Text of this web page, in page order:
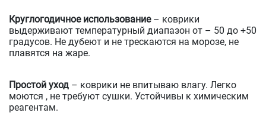
Круглогодичное использование– коврики
выдерживают температурный диапазон от – 50 до +50
градусов. Не дубеют и не трескаются на морозе, не
плавятся на жаре.
Простой уход – коврики не впитываю влагу. Легко
моются , не требуют сушки. Устойчивы к химическим
реагентам.